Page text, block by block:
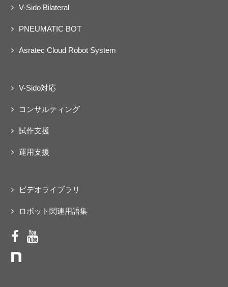
V-Sido Bilateral
PNEUMATIC BOT
Asratec Cloud Robot System
V-Sido対応
コンサルティング
試作支援
運用支援
ビデオライブラリ
ロボット関連用語集